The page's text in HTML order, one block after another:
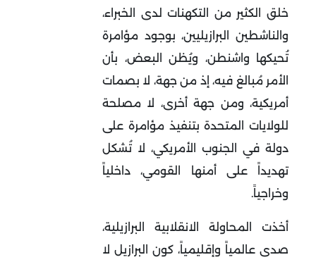
خلق الكثير من التكهنات لدى الخبراء،
والناشطين البرازيليين، بوجود مؤامرة
تُحيكها واشنطن، ويُظن البعض، بأن
الأمر مُبالغ فيه، إذ من جهة، لا بصمات
أمريكية، ومن جهة أخرى، لا مصلحة
للولايات المتحدة بتنفيذ مؤامرة على
دولة في الجنوب الأمريكي، لا تُشكل
تهديداً على أمنها القومي، داخلياً
وخراجياً.
أخذت المحاولة الانقلابية البرازيلية،
صدى عالمياً وإقليمياً، كون البرازيل لا